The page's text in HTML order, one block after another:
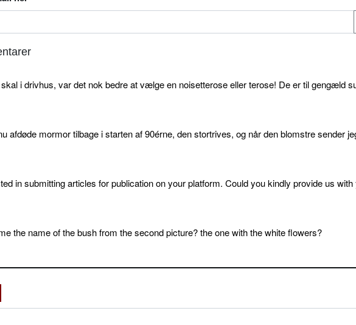
i drivhus, var det nok bedre at vælge en noisetterose eller terose! De er til gengæld
afdøde mormor tilbage i starten af 90érne, den stortrives, og når den blomstre sender
in submitting articles for publication on your platform. Could you kindly provide us with
the name of the bush from the second picture? the one with the white flowers?